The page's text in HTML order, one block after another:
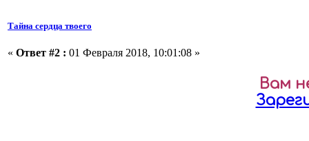
Тайна сердца твоего
« Ответ #2 : 01 Февраля 2018, 10:01:08 »
Вам